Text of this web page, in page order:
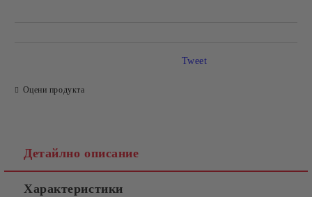
Оцени продукта
Tweet
Детайлно описание
Характеристики